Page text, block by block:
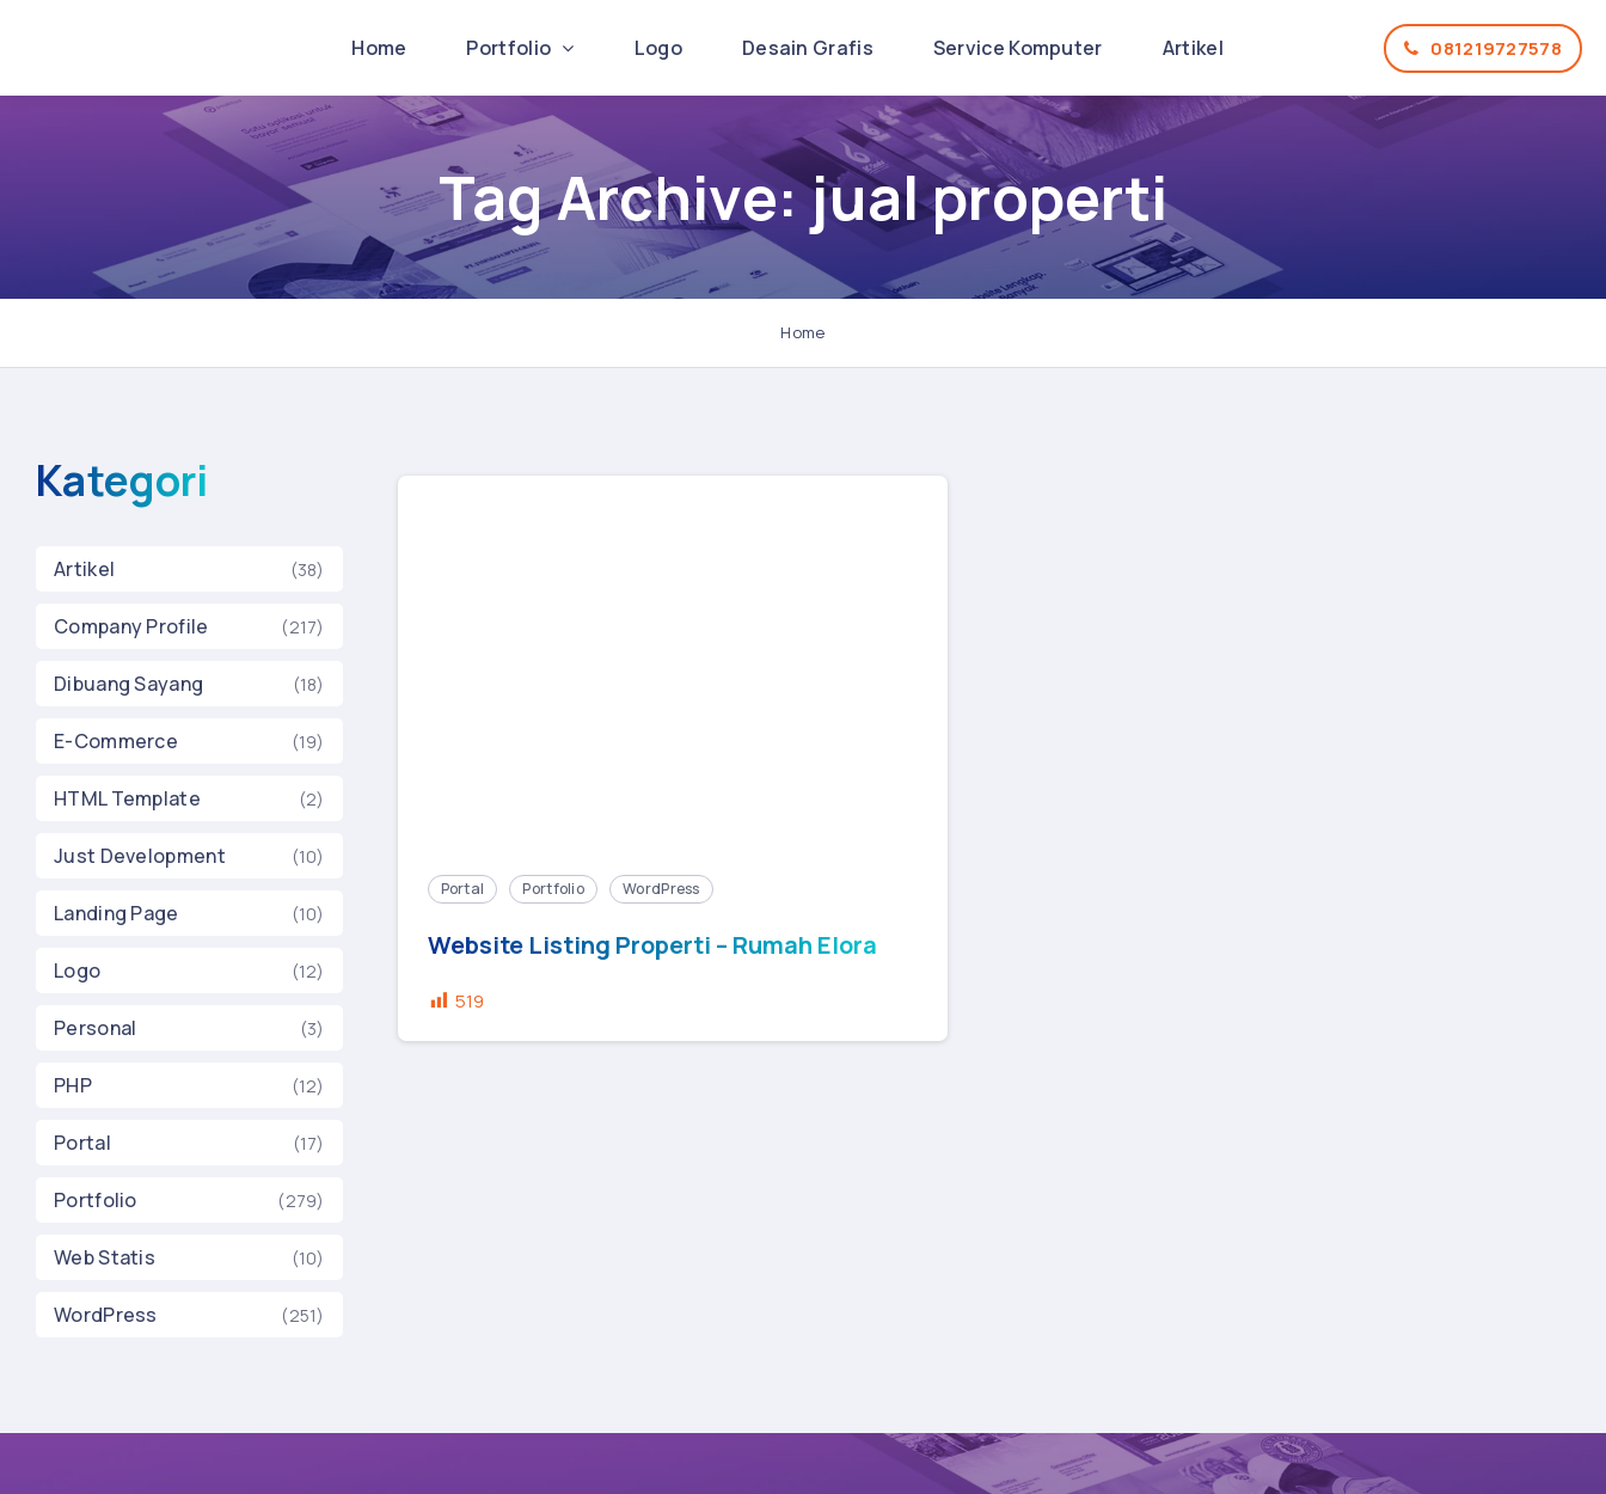
Home Portfolio Logo Desain Grafis Service Komputer Artikel 081219727578
Tag Archive: jual properti
Home
Kategori
Artikel (38)
Company Profile (217)
Dibuang Sayang (18)
E-Commerce (19)
HTML Template (2)
Just Development (10)
Landing Page (10)
Logo (12)
Personal (3)
PHP (12)
Portal (17)
Portfolio (279)
Web Statis (10)
WordPress (251)
Portal Portfolio WordPress
Website Listing Properti – Rumah Elora
519